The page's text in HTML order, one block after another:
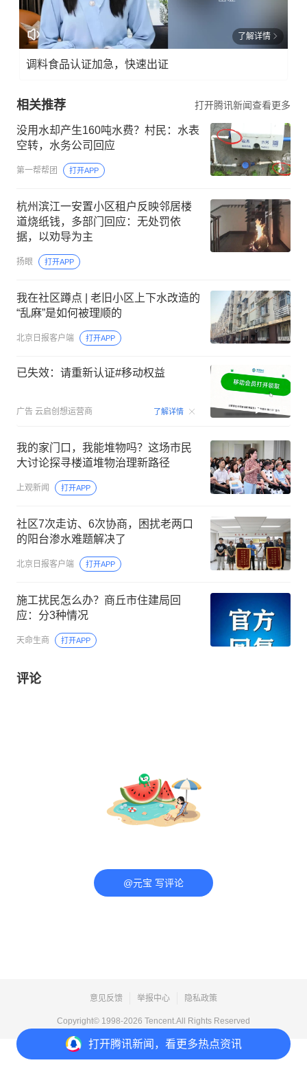
打开腾讯新闻，看更多热点资讯
了解详情
调料食品认证加急，快速出证
相关推荐 打开腾讯新闻查看更多
没用水却产生160吨水费？村民：水表
空转，水务公司回应
第一帮帮团 打开APP
杭州滨江一安置小区租户反映邻居楼
道烧纸钱，多部门回应：无处罚依
据，以劝导为主
扬眼 打开APP
我在社区蹲点 | 老旧小区上下水改造的
“乱麻”是如何被理顺的
北京日报客户端 打开APP
已失效：请重新认证#移动权益
广告 云启创想运营商 了解详情 00:15
我的家门口，我能堆物吗？这场市民
大讨论探寻楼道堆物治理新路径
上观新闻 打开APP
社区7次走访、6次协商，困扰老两口
的阳台渗水难题解决了
北京日报客户端 打开APP
施工扰民怎么办？商丘市住建局回
应：分3种情况
天命生商 打开APP
评论
@元宝 写评论
意见反馈 举报中心 隐私政策
Copyright© 1998-2026 Tencent.All Rights Reserved